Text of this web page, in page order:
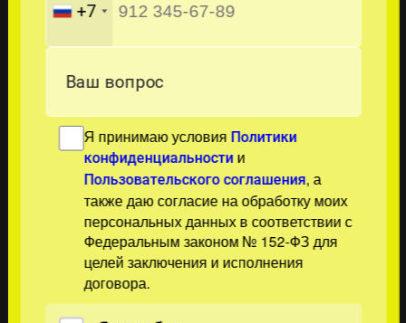
+7
Ваш вопрос
Я принимаю условия Политики
конфиденциальности и
Пользовательского соглашения, а
также даю согласие на обработку моих
персональных данных в соответствии с
Федеральным законом № 152-ФЗ для
целей заключения и исполнения
договора.